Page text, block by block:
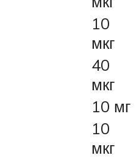
10
мкг
40
мкг
10 мг
10
мкг